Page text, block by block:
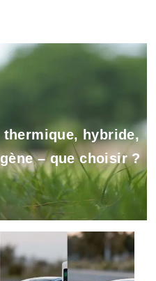
hybride,
– que choisir ?